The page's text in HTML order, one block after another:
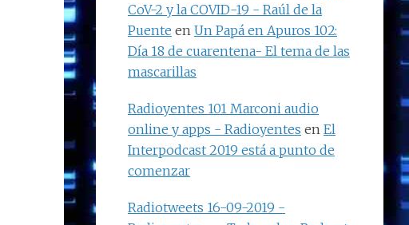
CoV-2 y la COVID-19 - Raúl de la
Puente en Un Papá en Apuros 102:
Día 18 de cuarentena- El tema de las
mascarillas
Radioyentes 101 Marconi audio
online y apps - Radioyentes en El
Interpodcast 2019 está a punto de
comenzar
Radiotweets 16-09-2019 -